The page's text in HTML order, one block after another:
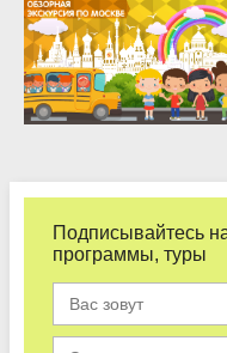
Подписывайтесь
программы, туры